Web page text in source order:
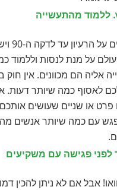
יש יזמים
על מנת לנסות וללמוד
אליה הם מכוונים. אין חוק
לאסוף כמה שיותר
או שניים שעושים
עם כמה שיותר אנשים
לפני פגישה עם משקיעים
אבל אם לא ניתן להכין